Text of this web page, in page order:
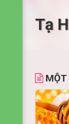
Tạ
MỘT